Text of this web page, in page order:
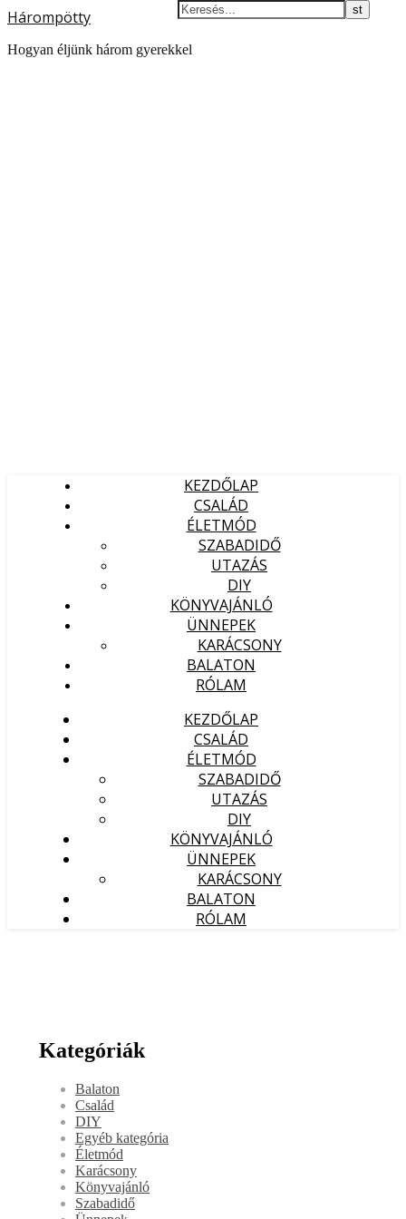
Hárompötty
Hogyan éljünk három gyerekkel
KEZDŐLAP
CSALÁD
ÉLETMÓD
SZABADIDŐ
UTAZÁS
DIY
KÖNYVAJÁNLÓ
ÜNNEPEK
KARÁCSONY
BALATON
RÓLAM
KEZDŐLAP
CSALÁD
ÉLETMÓD
SZABADIDŐ
UTAZÁS
DIY
KÖNYVAJÁNLÓ
ÜNNEPEK
KARÁCSONY
BALATON
RÓLAM
Kategóriák
Balaton
Család
DIY
Egyéb kategória
Életmód
Karácsony
Könyvajánló
Szabadidő